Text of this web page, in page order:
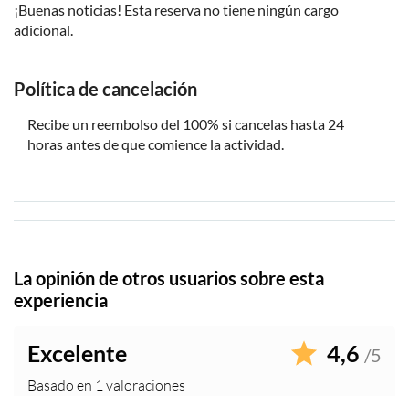
¡Buenas noticias! Esta reserva no tiene ningún cargo
adicional.
Política de cancelación
Recibe un reembolso del 100% si cancelas hasta 24
horas antes de que comience la actividad.
La opinión de otros usuarios sobre esta
experiencia
Excelente 4,6 /5
Basado en 1 valoraciones